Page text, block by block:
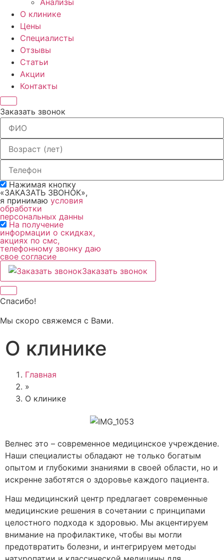
Анализы
О клинике
Цены
Специалисты
Отзывы
Статьи
Акции
Контакты
Заказать звонок
Нажимая кнопку
«ЗАКАЗАТЬ ЗВОНОК»,
я принимаю условия
обработки
персональных данны
На получение
информации о скидках,
акциях по смс,
телефонному звонку даю
свое согласие
Заказать звонок
Спасибо!
Мы скоро свяжемся с Вами.
О клинике
Главная
»
О клинике
Велнес это – современное медицинское учреждение.
Наши специалисты обладают не только богатым
опытом и глубокими знаниями в своей области, но и
искренне заботятся о здоровье каждого пациента.
Наш медицинский центр предлагает современные
медицинские решения в сочетании с принципами
целостного подхода к здоровью. Мы акцентируем
внимание на профилактике, чтобы вы могли
предотвратить болезни, и интегрируем методы